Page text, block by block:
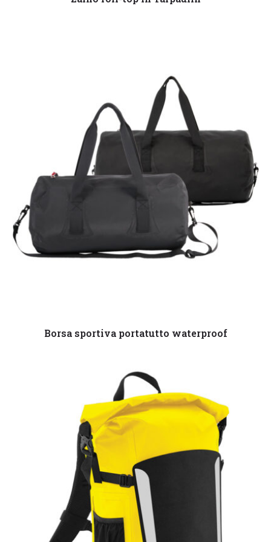
Leggi tutto
Borsa sportiva portatutto waterproof